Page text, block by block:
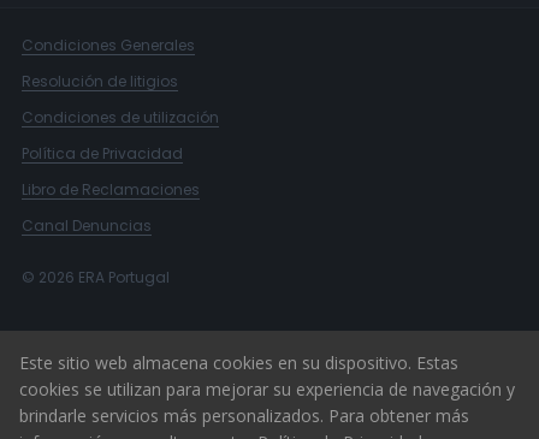
Condiciones Generales
Resolución de litigios
Condiciones de utilización
Política de Privacidad
Libro de Reclamaciones
Canal Denuncias
© 2026 ERA Portugal
Este sitio web almacena cookies en su dispositivo. Estas
cookies se utilizan para mejorar su experiencia de navegación y
brindarle servicios más personalizados. Para obtener más